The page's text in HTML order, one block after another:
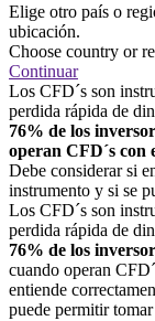
Elige otro país o
ubicación.
Choose country or
Continuar
Los CFD´s son
perdida rápida de
76% de los
operan CFD´s con
Debe considerar si
instrumento y si se
Los CFD´s son
perdida rápida de
76% de los
cuando operan
entiende
puede permitir